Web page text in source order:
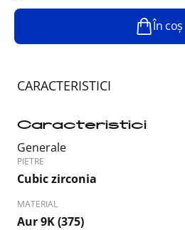
În coș
CARACTERISTICI
Caracteristici
Generale
PIETRE
Cubic zirconia
MATERIAL
Aur 9K (375)